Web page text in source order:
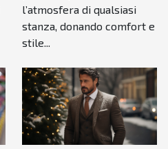
l’atmosfera di qualsiasi
stanza, donando comfort e
stile...